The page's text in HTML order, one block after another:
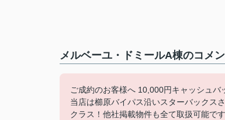
メルベーユ・ドミールA棟のコメ
ご成約のお客様へ 10,000円キャッシュバ
当店は櫛原バイパス沿いスターバックス
クラス！他社掲載物件も全て取扱可能で